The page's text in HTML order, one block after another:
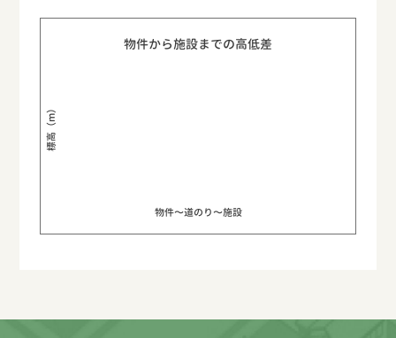
物件から施設までの高低差
標高（m）
物件〜道のり〜施設